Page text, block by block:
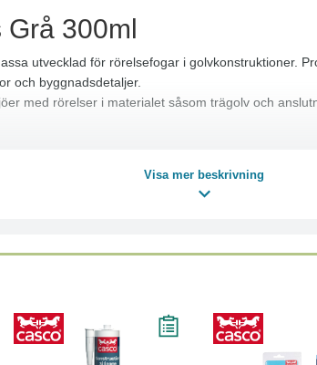
300ml
utvecklad för rörelsefogar i golvkonstruktioner.
och byggnadsdetaljer.
med rörelser i materialet såsom trägolv och
Visa mer beskrivning